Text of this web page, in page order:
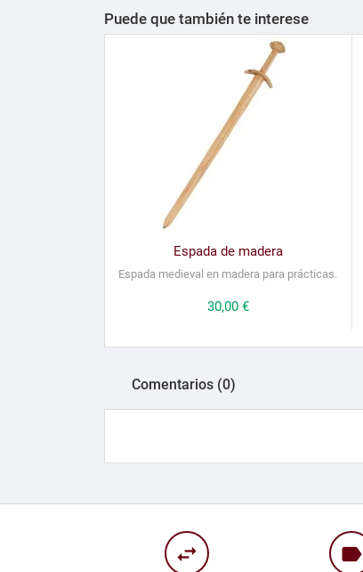
Puede que también te interese
Espada de madera
Espada medieval en madera para prácticas.
Precio
30,00 €
Comentarios (0)
swap_horiz label